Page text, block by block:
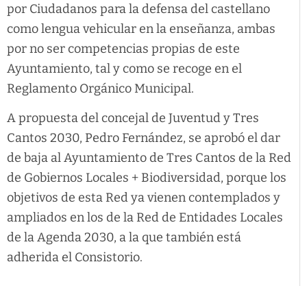
por Ciudadanos para la defensa del castellano
como lengua vehicular en la enseñanza, ambas
por no ser competencias propias de este
Ayuntamiento, tal y como se recoge en el
Reglamento Orgánico Municipal.
A propuesta del concejal de Juventud y Tres
Cantos 2030, Pedro Fernández, se aprobó el dar
de baja al Ayuntamiento de Tres Cantos de la Red
de Gobiernos Locales + Biodiversidad, porque los
objetivos de esta Red ya vienen contemplados y
ampliados en los de la Red de Entidades Locales
de la Agenda 2030, a la que también está
adherida el Consistorio.